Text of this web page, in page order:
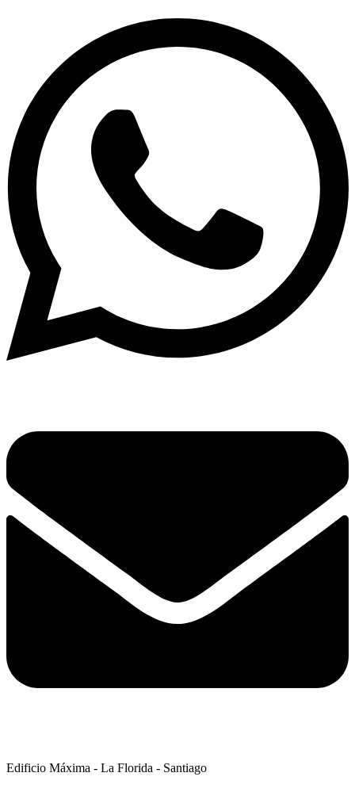
Edificio Máxima - La Florida - Santiago